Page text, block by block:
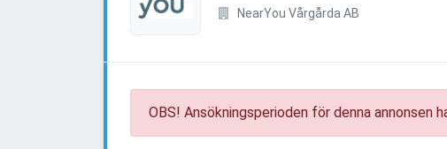
NearYou Vårgårda AB
OBS! Ansökningsperioden för denna annonsen